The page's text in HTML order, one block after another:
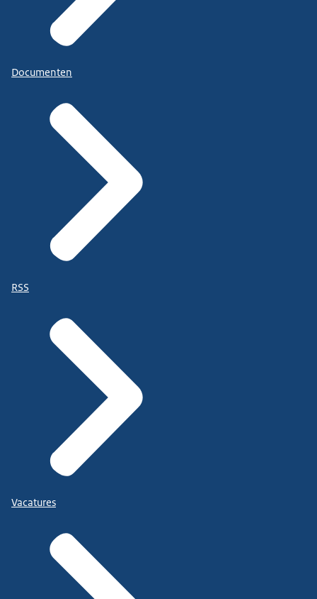
Documenten
RSS
Vacatures